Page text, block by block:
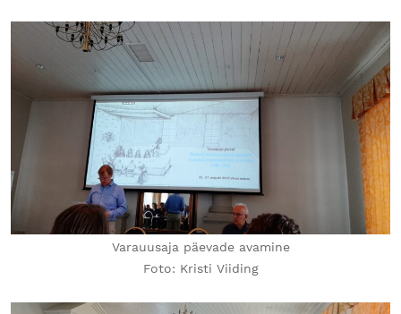
Varauusaja päevade avamine
Foto: Kristi Viiding